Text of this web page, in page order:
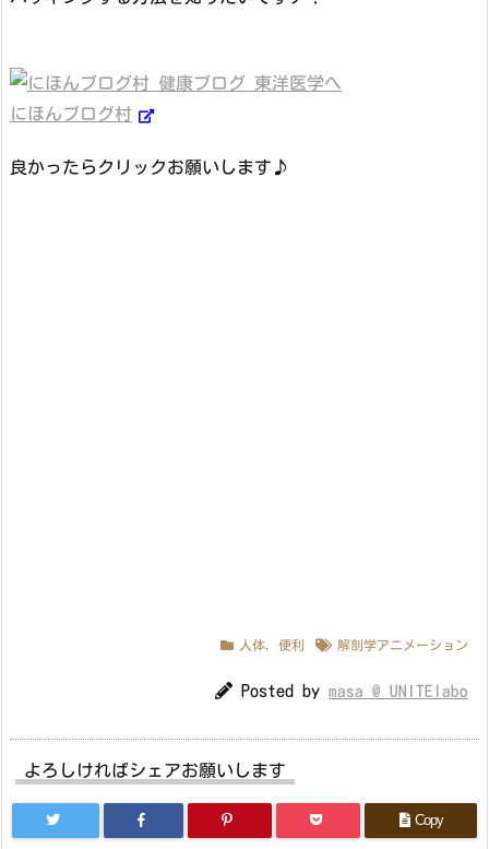
にほんブログ村
良かったらクリックお願いします♪
人体 便利 解剖学アニメーション
Posted by masa @ UNITElabo
よろしければシェアお願いします
Copy